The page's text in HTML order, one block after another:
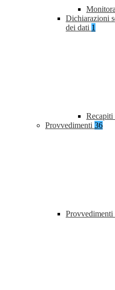
Dichiarazioni
dei dati 1
Recapiti
Provvedimenti 36